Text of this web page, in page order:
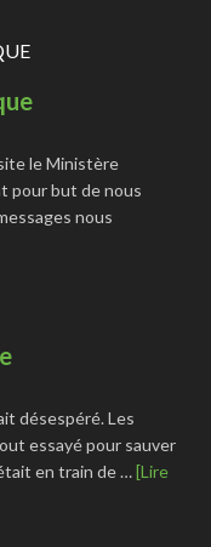
le Ministère
pour but de nous
nous
désespéré. Les
essayé pour sauver
était en train de …[Lire